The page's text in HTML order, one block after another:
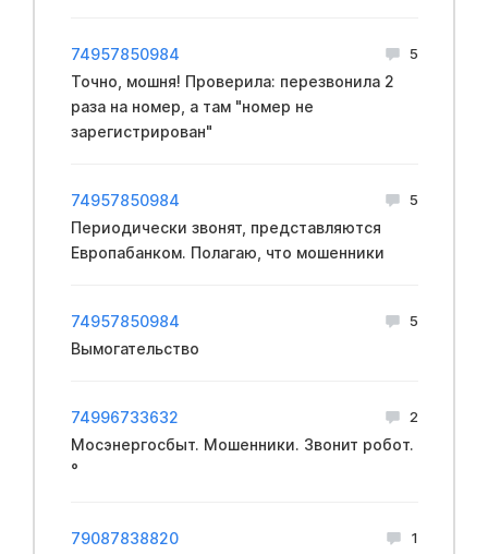
74957850984 5
Точно, мошня! Проверила: перезвонила 2
раза на номер, а там "номер не
зарегистрирован"
74957850984 5
Периодически звонят, представляются
Европабанком. Полагаю, что мошенники
74957850984 5
Вымогательство
74996733632 2
Мосэнергосбыт. Мошенники. Звонит робот.
°
79087838820 1